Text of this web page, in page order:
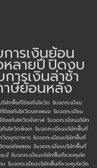
ารเงินย้อน
ลายปีปิดงบ
ารเงินล่าช้า
ษีย้อนหลัง
ริษัทพื้นทีป้องกันโควิด รับจดทะเบียน
ป้องกันโควิดนครพนม รับจดทะเบียน
องกันโควิดบึงกาฬ รับจดทะเบียนบริษัท
นโควิดพังงา รับจดทะเบียนบริษัทพื้นที
วิดมุกดาหาร รับจดทะเบียนบริษัทพื้นที
ดแม่ฮ่องสอน รับจดทะเบียนบริษัทพื้นที่
ะบี่ รับจดทะเบียนบริษัทพื้นที่ควบคุมโค
น รับจดทะเบียนบริษัทพื้นที่ควบคุมโควิด